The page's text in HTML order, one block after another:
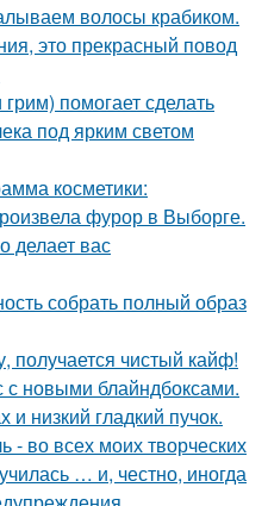
волосы крабиком.
это прекрасный повод
помогает сделать
под ярким светом
косметики:
фурор в Выборге.
делает вас
собрать полный образ
получается чистый кайф!
новыми блайндбоксами.
и низкий гладкий пучок.
во всех моих творческих
… и, честно, иногда